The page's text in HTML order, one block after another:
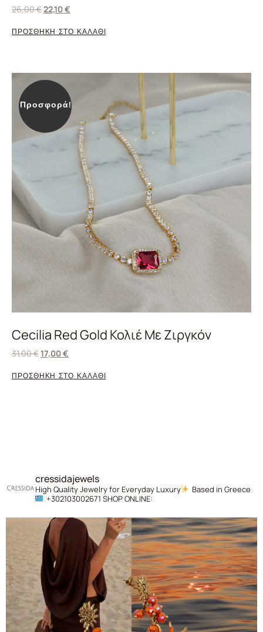
26,00€22,10€
ΠΡΟΣΘΗΚΗ ΣΤΟ ΚΑΛΑΘΙ
Προσφορά!
Cecilia Red Gold Κολιέ Με Ζιργκόν
31,00€ 17,00€
ΠΡΟΣΘΗΚΗ ΣΤΟ ΚΑΛΑΘΙ
cressidajewels
High Quality Jewelry for Everyday Luxury
Based in Greece
+302103002671 SHOP ONLINE: